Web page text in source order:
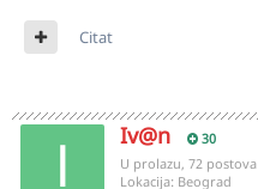
Citat
Iv@n 30
U prolazu, 72 postova
Lokacija: Beograd